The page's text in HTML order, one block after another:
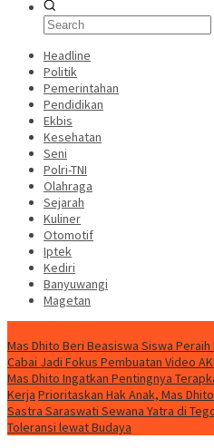
Headline
Politik
Pemerintahan
Pendidikan
Ekbis
Kesehatan
Seni
Polri-TNI
Olahraga
Sejarah
Kuliner
Otomotif
Iptek
Kediri
Banyuwangi
Magetan
Mas Dhito Beri Beasiswa Siswa Peraih
Cabai Jadi Fokus Pembuatan Video
Mas Dhito Ingatkan Pentingnya
Kerja Prioritaskan Hak Anak, Mas
Sastra Saraswati Sewana Yatra di
Toleransi lewat Budaya